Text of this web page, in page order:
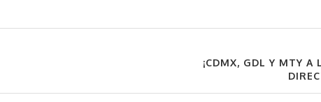
¡CDMX, GDL Y MTY A